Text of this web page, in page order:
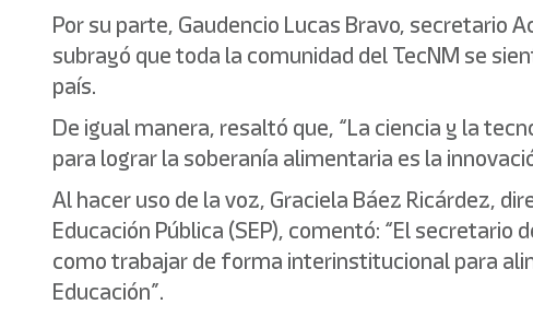
Por su parte, Gaudencio Lucas Bravo, secretario
subrayó que toda la comunidad del TecNM se
país.
De igual manera, resaltó que, “La ciencia y la
para lograr la soberanía alimentaria es la
Al hacer uso de la voz, Graciela Báez Ricárdez,
Educación Pública (SEP), comentó: “El
como trabajar de forma interinstitucional para
Educación”.